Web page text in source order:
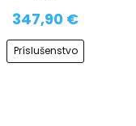
347,90 €
Príslušenstvo